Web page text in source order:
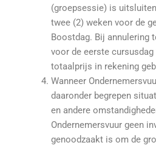
(groepsessie) is
twee (2) weken voor de
Boostdag. Bij annulering
voor de eerste cursusdag
totaalprijs in rekening
Wanneer
daaronder begrepen
en andere
Ondernemersvuur geen
genoodzaakt is om de